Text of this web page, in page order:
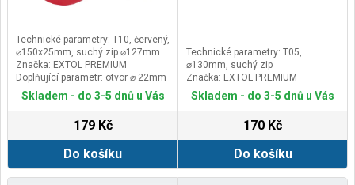
Technické parametry: T10, červený,
⌀150x25mm, suchý zip ⌀127mm
Značka: EXTOL PREMIUM
Doplňující parametr: otvor ⌀ 22mm
Skladem - do 3-5 dnů u Vás
179 Kč
Do košíku
Technické parametry: T05,
⌀130mm, suchý zip
Značka: EXTOL PREMIUM
Skladem - do 3-5 dnů u Vás
170 Kč
Do košíku